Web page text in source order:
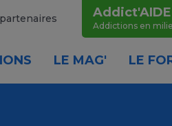
Addictions en
LE MAG' LE